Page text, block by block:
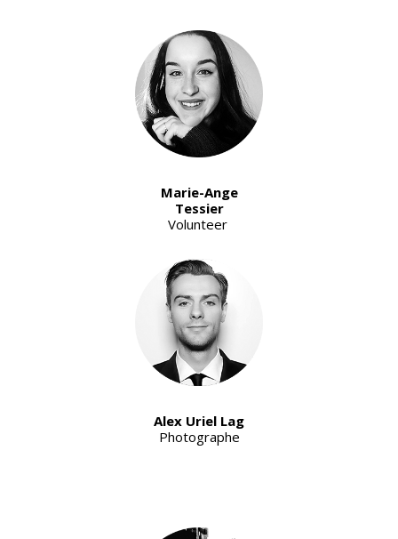
Marie-Ange
Tessier
Volunteer
Alex Uriel Lag
Photographe